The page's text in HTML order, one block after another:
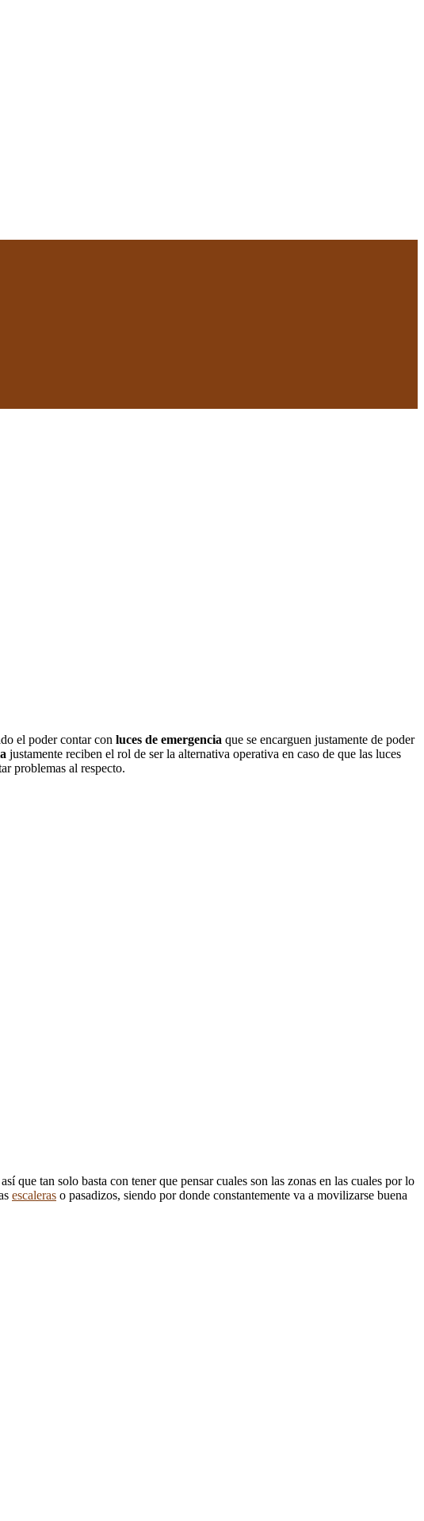
el poder contar con luces de emergencia que se encarguen justamente de poder
justamente reciben el rol de ser la alternativa operativa en caso de que las luces
problemas al respecto.
que tan solo basta con tener que pensar cuales son las zonas en las cuales por lo
escaleras o pasadizos, siendo por donde constantemente va a movilizarse buena